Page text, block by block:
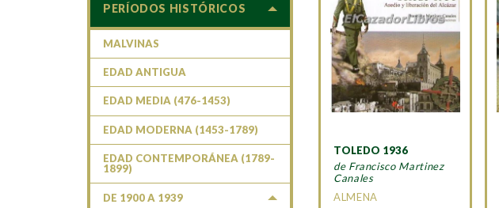
TOLEDO 1936
de Francisco Martinez
Canales
ALMENA
PERÍODOS HISTÓRICOS
MALVINAS
EDAD ANTIGUA
EDAD MEDIA (476-1453)
EDAD MODERNA (1453-1789)
EDAD CONTEMPORÁNEA (1789-
1899)
DE 1900 A 1939